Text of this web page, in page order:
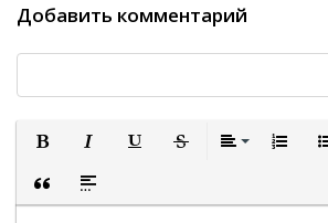
Добавить комментарий
Вставка цитаты
Вставка спойлера